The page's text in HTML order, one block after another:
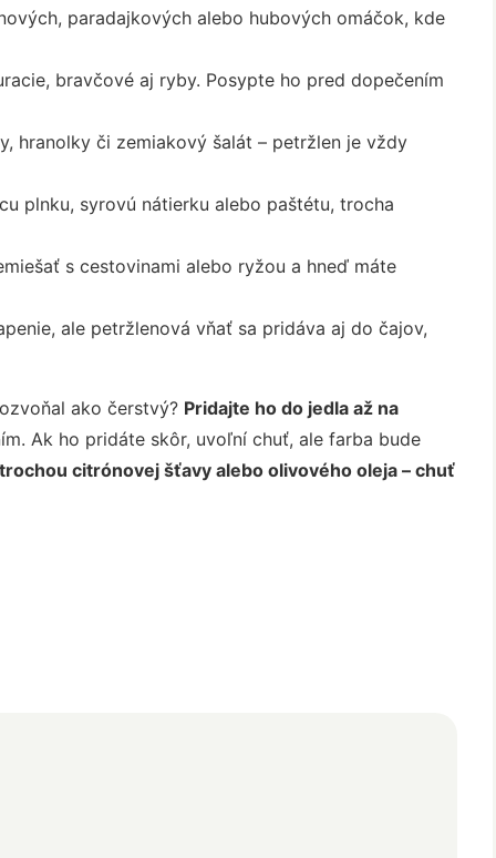
paradajkových alebo hubových omáčok, kde
bravčové aj ryby. Posypte ho pred dopečením
hranolky či zemiakový šalát – petržlen je vždy
plnku, syrovú nátierku alebo paštétu, trocha
s cestovinami alebo ryžou a hneď máte
ale petržlenová vňať sa pridáva aj do čajov,
ako čerstvý? Pridajte ho do jedla až na
Ak ho pridáte skôr, uvoľní chuť, ale farba bude
citrónovej šťavy alebo olivového oleja – chuť